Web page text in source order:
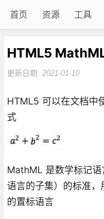
首页 资源 工具
HTML5
更新日期: 2021-01-10
HTML5 可以在文档中
式
MathML 是数学标记
语言的子集）的标准
的置标语言